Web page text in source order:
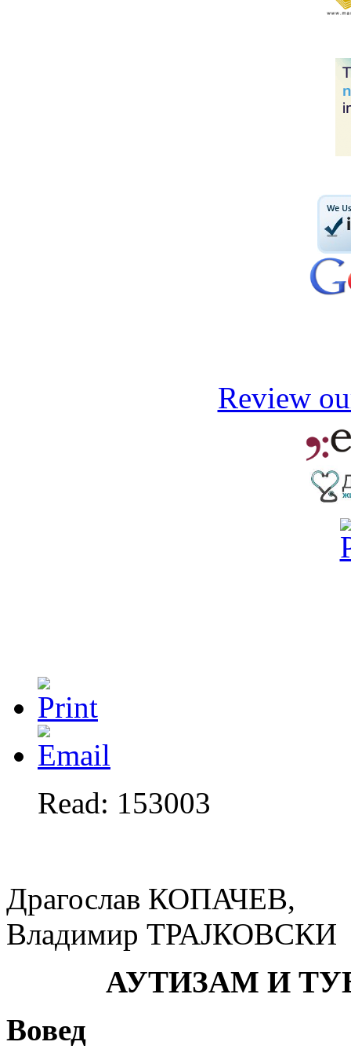
Review
Read: 153003
Драгослав КОПАЧЕВ,
Владимир ТРАЈКОВСКИ
АУТИЗАМ И
Вовед